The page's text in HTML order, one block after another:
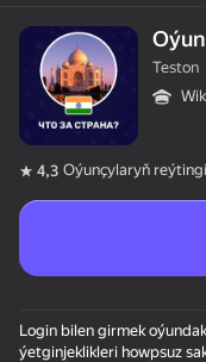
Teston
4,3 Oýunçylaryň reýtingi
Login bilen girmek
ýetginjeklikleri howpsuz